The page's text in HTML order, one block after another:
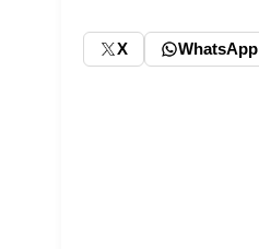
X WhatsApp